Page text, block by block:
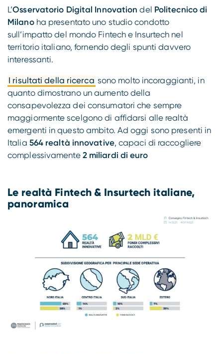
L’Osservatorio Digital Innovation del Politecnico di
Milanoha presentato uno studio condotto
sull’impatto del mondo Fintech e Insurtech nel
territorio italiano, fornendo degli spunti davvero
interessanti.
I risultati della ricerca sono molto incoraggianti, in
quanto dimostrano un aumento della
consapevolezza dei consumatori che sempre
maggiormente scelgono di affidarsi alle realtà
emergenti in questo ambito. Ad oggi sono presenti in
Italia 564 realtà innovative, capaci di raccogliere
complessivamente 2 miliardi di euro
Le realtà Fintech & Insurtech italiane,
panoramica